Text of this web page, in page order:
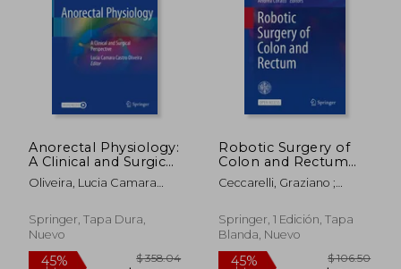
dcto. $ 136.77 dcto. $
Anorectal Physiology:
A Clinical and Surgical
Perspective (en
Inglés)
Oliveira, Lucia Camara
Springer, Tapa Dura,
Nuevo
Robotic Surgery of
Colon and Rectum
(en Inglés)
Ceccarelli, Graziano ;
Springer, 1 Edición, Tapa
Blanda, Nuevo